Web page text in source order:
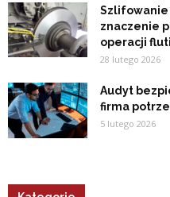
Szlifowanie
znaczenie
operacji
28 lutego 2026
Audyt
firma
5 lutego 2026